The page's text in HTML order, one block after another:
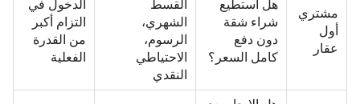
مشتري
أول
عقار
هل أستطيع
شراء شقة
دون دفع
كامل السعر؟
القسط
الشهري،
الرسوم،
الاحتياطي
النقدي
الدخول في
التزام أكبر
من القدرة
الفعلية